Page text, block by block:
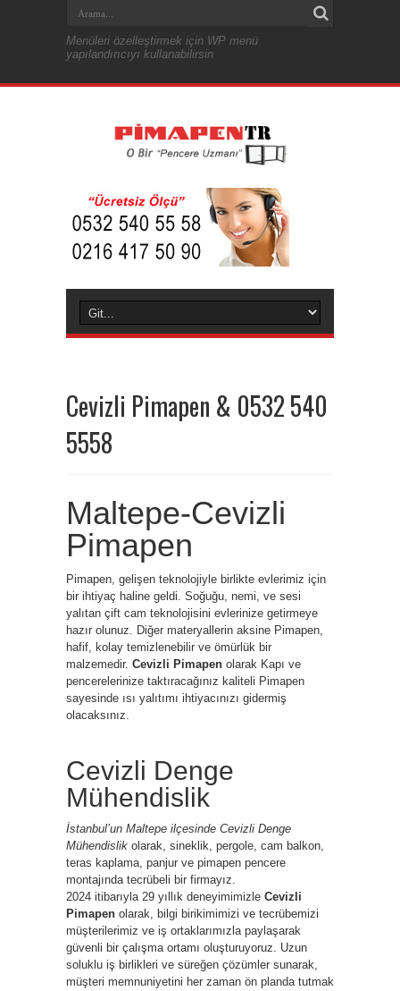
Menüleri özelleştirmek için WP menü
yapılandırıcıyı kullanabilirsin
Cevizli Pimapen & 0532 540
5558
Maltepe-Cevizli
Pimapen
Pimapen, gelişen teknolojiyle birlikte evlerimiz için
bir ihtiyaç haline geldi. Soğuğu, nemi, ve sesi
yalıtan çift cam teknolojisini evlerinize getirmeye
hazır olunuz. Diğer materyallerin aksine Pimapen,
hafif, kolay temizlenebilir ve ömürlük bir
malzemedir. Cevizli Pimapen olarak Kapı ve
pencerelerinize taktıracağınız kaliteli Pimapen
sayesinde ısı yalıtımı ihtiyacınızı gidermiş
olacaksınız.
Cevizli Denge
Mühendislik
İstanbul’un Maltepe ilçesinde Cevizli Denge
Mühendislik olarak, sineklik, pergole, cam balkon,
teras kaplama, panjur ve pimapen pencere
montajında tecrübeli bir firmayız.
2024 itibarıyla 29 yıllık deneyimimizle Cevizli
Pimapen olarak, bilgi birikimimizi ve tecrübemizi
müşterilerimiz ve iş ortaklarımızla paylaşarak
güvenli bir çalışma ortamı oluşturuyoruz. Uzun
soluklu iş birlikleri ve süreğen çözümler sunarak,
müşteri memnuniyetini her zaman ön planda tutmak